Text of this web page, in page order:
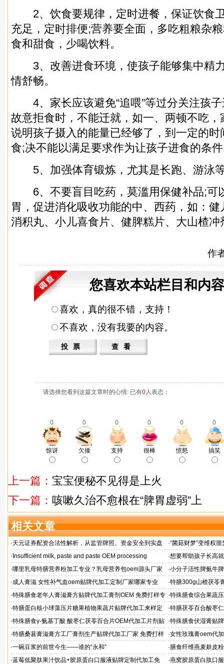
2、饮食要规律，定时进餐，保证饮食
充足，定时排便;营养要全面，多吃粗粮杂
食和甜食，少喝饮料。
3、改善进食环境，使孩子能够集中精
情舒畅。
4、家长应该避免“追喂”等过分关注孩子
故意拒食时，不能迁就，如一、两顿不吃
说明孩子摄入的能量已经够了，到一定的
食;决不能以满足要求作为让孩子进食的条
5、加强体育锻炼，尤其是长跑、游泳
6、不要盲目吃药，莫滥用保健补品;可
胃，促进消化吸收功能的中、西药，如：
消积丸、小儿喜食片、健脾糕片、大山楂冲
作
您喜欢本站栏目和内
喜欢，真的很不错，支持！
不喜欢，没有我要的内容。
请选择您看到这篇文章时的心情: 已有0人表态：
0 0 0 0 0 0
惊讶 欠揍 支持 很棒 愤怒 搞笑
上一篇： 宝宝便秘不见得是上火
下一篇： 咳嗽久治不愈根在“脾胃虚弱”上
相关文章
·天元证券配资合法性解析，从监管牌照、资金安全到实盘
交易总结
·“菌菇财梦”变维权噩
· Insufficient milk, paste and paste OEM processing ·想要帮助孩子长高
工厂？
·哪里乳母特膳营养粉加工专业？乳母营养包oem源头厂家 ·小分子活性脾氨牛
格
·成人膏滋 女性补气血oem贴牌代加工定制厂家哪家专业 ·特膳300g山楂茯苓
厂
·特殊膳食老年人膏滋膏方贴牌代加工膏剂OEM 免费打样专
家配方
·特殊膳食综合果蔬
家
·特膳蛋白核小球藻压片糖果植物果蔬片贴牌代加工来样定
制厂
·特膳茯苓百合酸枣
定制
·特殊膳食γ-氨基丁酸 酸枣仁茯苓百合片OEM代加工片剂贴
牌
·特殊膳食伏湿膏贴
·特膳桑葚膏滋膏方工厂膏剂生产贴牌代加工厂家 免费打样 ·女性玫瑰膏oem代
状膏滋定制
·一碗豆浆的前世今生——谁的“永和” ·膳食纤维燕麦麸皮
·蓝莓低聚肽果汁饮品+胶原蛋白口服液贴牌定制代加工免
·燕窝胶原蛋白肽口